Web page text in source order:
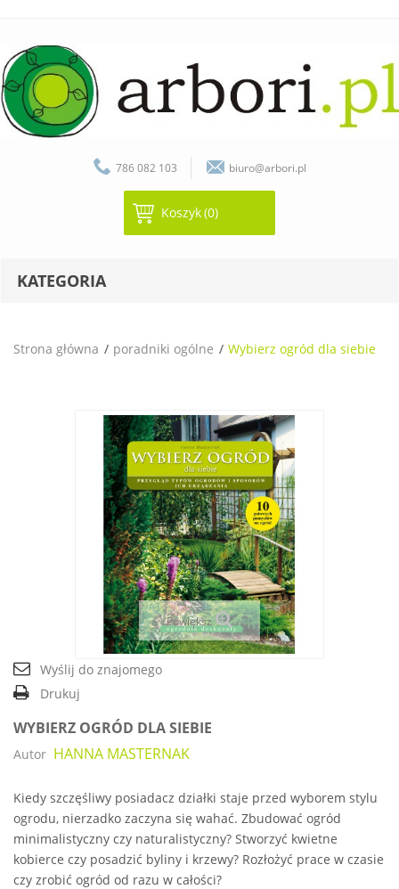
786 082 103 biuro@arbori.pl
Koszyk(0)
KATEGORIA
Strona główna poradniki ogólne Wybierz ogród dla siebie
Powiększ
Wyślij do znajomego
Drukuj
WYBIERZ OGRÓD DLA SIEBIE
Autor HANNA MASTERNAK
Kiedy szczęśliwy posiadacz działki staje przed wyborem stylu
ogrodu, nierzadko zaczyna się wahać. Zbudować ogród
minimalistyczny czy naturalistyczny? Stworzyć kwietne
kobierce czy posadzić byliny i krzewy? Rozłożyć prace w czasie
czy zrobić ogród od razu w całości?